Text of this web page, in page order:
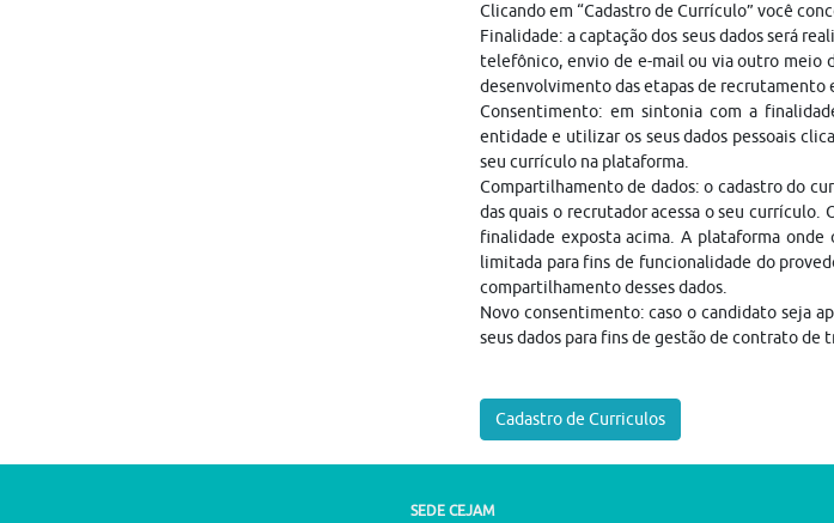
Clicando em “Cadastro de Currículo” você
Finalidade: a captação dos seus dados será
telefônico, envio de e-mail ou via outro meio
desenvolvimento das etapas de recrutamento
Consentimento: em sintonia com a
entidade e utilizar os seus dados pessoais
seu currículo na plataforma.
Compartilhamento de dados: o cadastro do
das quais o recrutador acessa o seu currículo.
finalidade exposta acima. A plataforma
limitada para fins de funcionalidade do
compartilhamento desses dados.
Novo consentimento: caso o candidato seja
seus dados para fins de gestão de contrato de
Cadastro de Curriculos
SEDE CEJAM